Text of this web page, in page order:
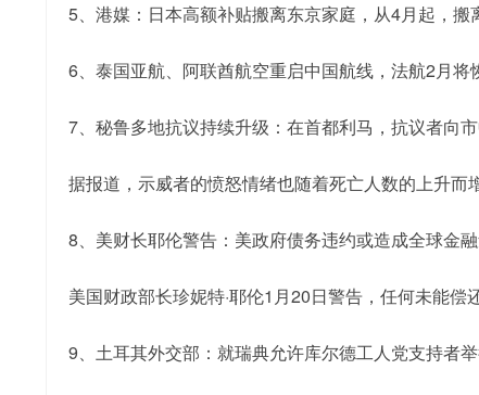
5、港媒：日本高额补贴搬离东京家庭，从4月起，
6、泰国亚航、阿联酋航空重启中国航线，法航2月将
7、秘鲁多地抗议持续升级：在首都利马，抗议者向
据报道，示威者的愤怒情绪也随着死亡人数的上升而
8、美财长耶伦警告：美政府债务违约或造成全球金
美国财政部长珍妮特·耶伦1月20日警告，任何未能
9、土耳其外交部：就瑞典允许库尔德工人党支持者